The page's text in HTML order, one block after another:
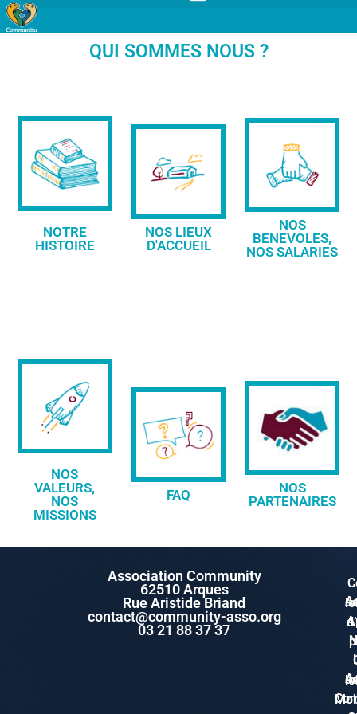
QUI SOMMES NOUS ?
NOTRE
HISTOIRE
NOS LIEUX
D'ACCUEIL
NOS
BENEVOLES,
NOS SALARIES
NOS
VALEURS,
NOS
MISSIONS
FAQ
NOS
PARTENAIRES
Association Community
62510 Arques
Rue Aristide Briand
contact@community-asso.org
03 21 88 37 37